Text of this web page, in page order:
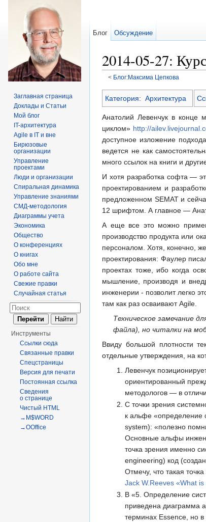
2014-05-27:
< Блог:Максима Цепкова
Категория: Архитектура
Анатолий Левенчук в конце
циклом» http://
доступное изложение
ведется не как
много ссылок на книги и
И хотя разработка софта —
проектированием и
предложенном SEMAT и
12 шрифтом. А главное —
А еще все это можно
производство продукта или
персоналом. Хотя, конечно,
проектирования: Фаулер
проектах тоже, ибо когда
мышление, производя и
инженерии - позволит легко
там как раз осваивают Agile.
Техническое замечание
файла), но читалки на
Ввиду большой плотности
отдельные утверждения, на
Левенчук
ориентированный
методологов — в
С точки зрения
к альфе «определение
system): «полезно
Основные альфы
точка зрения именно
engineering) код
Отмечу, что такая
Jack W.Reeves «What
В «5. Определение
приведена диаграмма
терминах Essence, но
Блог Обсуждение
Заглавная страница
Доклады и Статьи
Мой блог
IT-архитектура
Agile в IT и вне
Бирюзовые
организации
Управление
проектами
Люди и организации
Спиральная динамика
Управление знаниями
СМД-методология
Диаграммы учета
Экономика
Общество
О конференциях
О книгах
Обо мне
О работе сайта
Свежие правки
Случайная статья
Инструменты
Ссылки сюда
Связанные правки
Спецстраницы
Версия для печати
Постоянная ссылка
Сведения
о странице
Чистый HTML
→M$WORD
→OOffice